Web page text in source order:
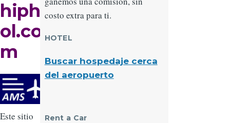
hiph
ol.co
m
Este sitio
costo extra para ti.
HOTEL
Buscar hospedaje cerca
del aeropuerto
Rent a Car